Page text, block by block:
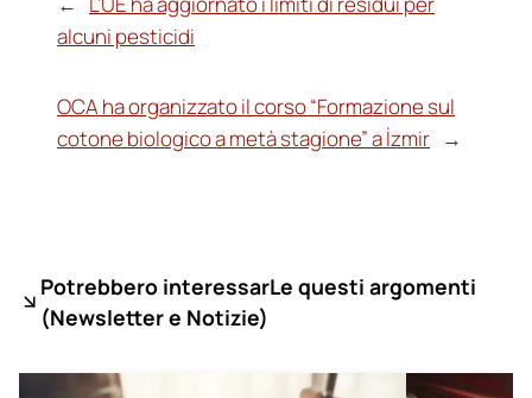
alcuni pesticidi
OCA ha organizzato il corso “Formazione sul
cotone biologico a metà stagione” a İzmir →
Potrebbero interessarLe questi argomenti
(Newsletter e Notizie)